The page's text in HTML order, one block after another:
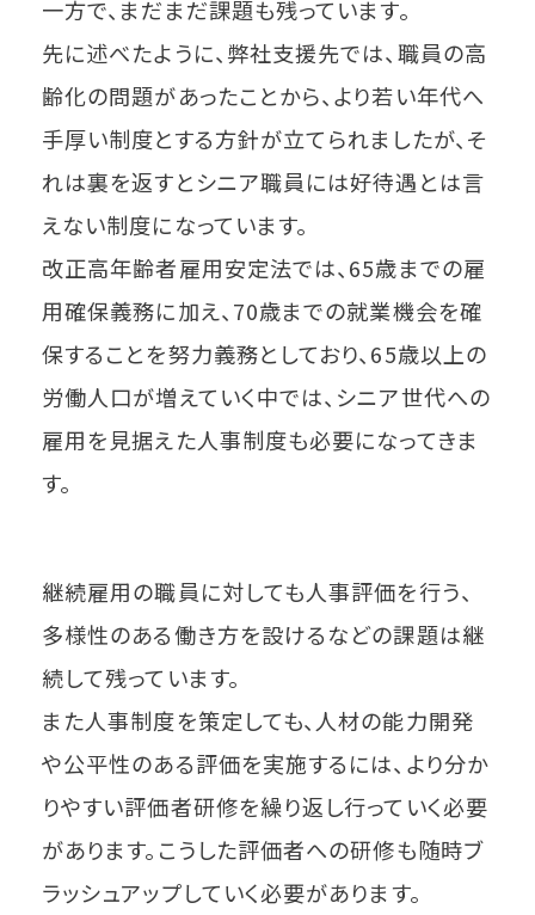
一方で、まだまだ課題も残っています。
先に述べたように、弊社支援先では、職員の高
齢化の問題があったことから、より若い年代へ
手厚い制度とする方針が立てられましたが、そ
れは裏を返すとシニア職員には好待遇とは言
えない制度になっています。
改正高年齢者雇用安定法では、65歳までの雇
用確保義務に加え、70歳までの就業機会を確
保することを努力義務としており、65歳以上の
労働人口が増えていく中では、シニア世代への
雇用を見据えた人事制度も必要になってきま
す。
継続雇用の職員に対しても人事評価を行う、
多様性のある働き方を設けるなどの課題は継
続して残っています。
また人事制度を策定しても、人材の能力開発
や公平性のある評価を実施するには、より分か
りやすい評価者研修を繰り返し行っていく必要
があります。こうした評価者への研修も随時ブ
ラッシュアップしていく必要があります。